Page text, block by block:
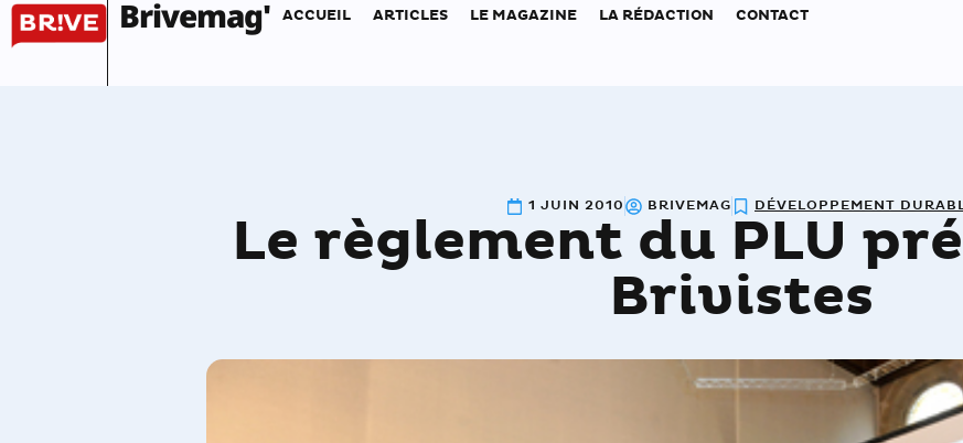
Brivemag' ACCUEIL ARTICLES LE MAGAZINE LA RÉDACTION CONTACT
1 JUIN 2010 BRIVEMAG DÉVELOPPEMENT
Le règlement du PLU
Brivistes